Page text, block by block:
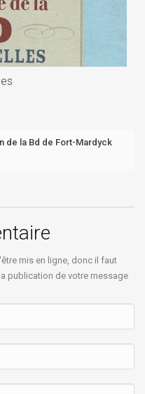
de la Bd de Fort-Mardyck
mis en ligne, donc il faut
publication de votre message